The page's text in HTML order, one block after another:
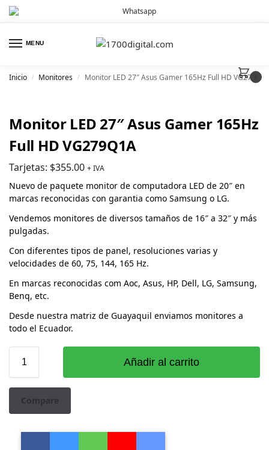
MENU
Inicio / Monitores / Monitor LED 27″ Asus Gamer 165Hz Full HD VG279Q1A
Monitor LED 27″ Asus Gamer 165Hz
Full HD VG279Q1A
Tarjetas: $355.00 + IVA
Nuevo de paquete monitor de computadora LED de 20″ en
marcas reconocidas con garantia como Samsung o LG.
Vendemos monitores de diversos tamaños de 16″ a 32″ y más
pulgadas.
Con diferentes tipos de panel, resoluciones varias y
velocidades de 60, 75, 144, 165 Hz.
En marcas reconocidas com Aoc, Asus, HP, Dell, LG, Samsung,
Benq, etc.
Desde nuestra matriz de Guayaquil enviamos monitores a
todo el Ecuador.
Añadir al carrito
Compare